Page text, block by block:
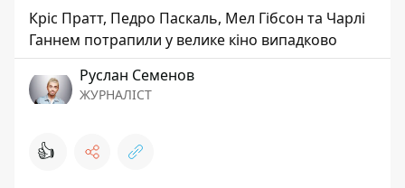
Кріс Пратт, Педро Паскаль, Мел Гібсон та Чарлі
Ганнем потрапили у велике кіно випадково
Руслан Семенов
ЖУРНАЛІСТ
👍